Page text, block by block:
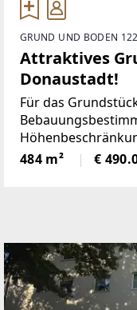
GRUND UND BODEN
Attraktives
Donaustadt!
Für das
Bebauungsbestimmungen: *
Höhenbeschränkung auf
gekoppelte Bauweise * Vorgartentiefe: 5
bietet das
484 m² €